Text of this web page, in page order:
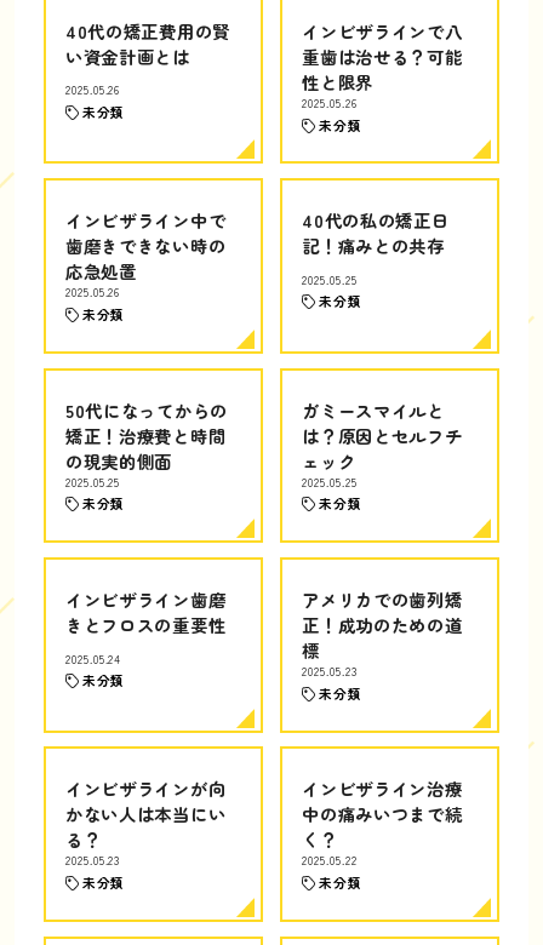
40代の矯正費用の賢
い資金計画とは
2025.05.26
未分類
インビザラインで八
重歯は治せる？可能
性と限界
2025.05.26
未分類
インビザライン中で
歯磨きできない時の
応急処置
2025.05.26
未分類
40代の私の矯正日
記！痛みとの共存
2025.05.25
未分類
50代になってからの
矯正！治療費と時間
の現実的側面
2025.05.25
未分類
ガミースマイルと
は？原因とセルフチ
ェック
2025.05.25
未分類
インビザライン歯磨
きとフロスの重要性
2025.05.24
未分類
アメリカでの歯列矯
正！成功のための道
標
2025.05.23
未分類
インビザラインが向
かない人は本当にい
る？
2025.05.23
未分類
インビザライン治療
中の痛みいつまで続
く？
2025.05.22
未分類